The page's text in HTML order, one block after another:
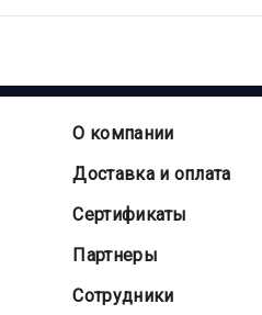
О компании
Доставка и оплата
Cертификаты
Партнеры
Сотрудники